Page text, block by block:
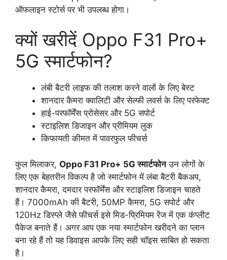
ऑफलाइन स्टोर्स पर भी उपलब्ध होगा।
क्यों खरीदें Oppo F31 Pro+
5G स्मार्टफोन?
लंबी बैटरी लाइफ की तलाश करने वालों के लिए बेस्ट
शानदार कैमरा क्वालिटी और सेल्फी लवर्स के लिए परफेक्ट
हाई-परफॉर्मेंस प्रोसेसर और 5G सपोर्ट
स्टाइलिश डिजाइन और प्रीमियम लुक
किफायती कीमत में पावरफुल फीचर्स
कुल मिलाकर, Oppo F31 Pro+ 5G स्मार्टफोनउन लोगों के
लिए एक बेहतरीन विकल्प है जो स्मार्टफोन में लंबा बैटरी बैकअप,
शानदार कैमरा, दमदार परफॉर्मेंस और स्टाइलिश डिजाइन चाहते
हैं। 7000mAh की बैटरी, 50MP कैमरा, 5G सपोर्ट और
120Hz डिस्प्ले जैसे फीचर्स इसे मिड-प्रिमियम रेंज में एक कंप्लीट
पैकेज बनाते हैं। अगर आप एक नया स्मार्टफोन खरीदने का प्लान
बना रहे हैं तो यह डिवाइस आपके लिए सही चॉइस साबित हो सकता
है।